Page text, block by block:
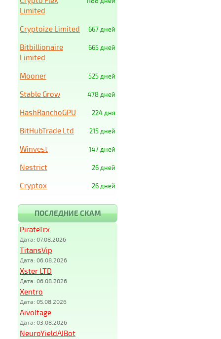
Limited
667 дней
Cryptoize Limited
665 дней
Bitbillionaire
Limited
525 дней
Mooner
478 дней
Stable Grow
224 дня
HashRanchoGPU
215 дней
BitHubTrade Ltd
147 дней
Winvest
26 дней
Nestrict
26 дней
Cryptox
ПОСЛЕДНИЕ СКАМ
PirateTrx
Дата: 07.08.2026
TitansVip
Дата: 06.08.2026
Xster LTD
Дата: 06.08.2026
Xentro
Дата: 05.08.2026
Aivoltage
Дата: 03.08.2026
NeuroYieldAIBot